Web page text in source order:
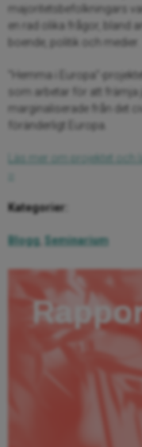
majoritetsbefolkningars
en rad olika frågor, bland
boende, politik och medier.
”Hemma i Europa”-
som arbetar för att
marginaliserade från det
föränderligt Europa.
Läs mer om projektet och
Kategorier:
Blogg, Seminarium